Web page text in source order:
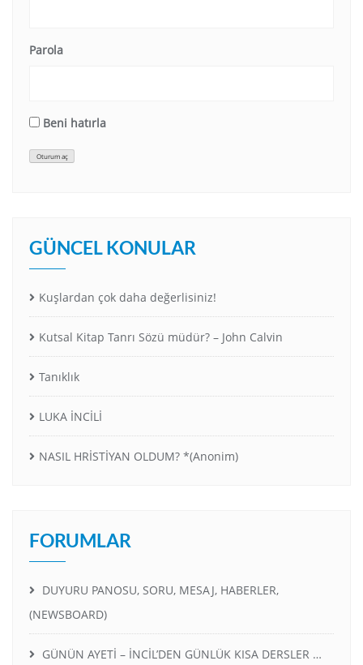
Parola
Beni hatırla
Oturum aç
GÜNCEL KONULAR
Kuşlardan çok daha değerlisiniz!
Kutsal Kitap Tanrı Sözü müdür? – John Calvin
Tanıklık
LUKA İNCİLİ
NASIL HRİSTİYAN OLDUM? *(Anonim)
FORUMLAR
DUYURU PANOSU, SORU, MESAJ, HABERLER,
(NEWSBOARD)
GÜNÜN AYETİ – İNCİL’DEN GÜNLÜK KISA DERSLER …